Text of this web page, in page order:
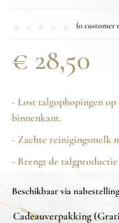
(0customer
€ 28,50
- Lost talgophopingen
binnenkant.
- Zachte reinigingsmelk
- Brengt de talgproductie
Beschikbaar via nabestelling
Cadeauverpakking